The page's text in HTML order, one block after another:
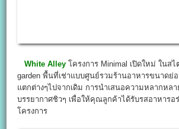
White Alley โครงการ Minimal เปิดใหม่ ในส
garden พื้นที่เช่าแบบศูนย์รวมร้านอาหารขนาดย่
แตกต่างๆไปจากเดิม การนำเสนอความหลากหล
บรรยากาศชิวๆ เพื่อให้คุณลูกค้าได้รับรสอาหารอ
โครงการ